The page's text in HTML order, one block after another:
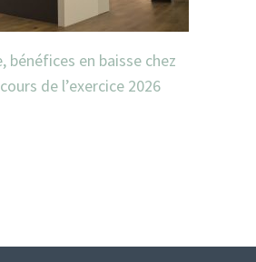
bénéfices en baisse chez
de l’exercice 2026